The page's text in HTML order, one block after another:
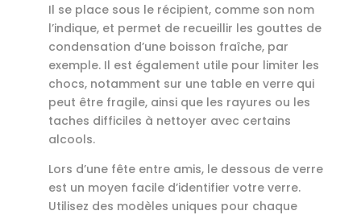
Il se place sous le récipient, comme son nom
l’indique, et permet de recueillir les gouttes de
condensation d’une boisson fraîche, par
exemple. Il est également utile pour limiter les
chocs, notamment sur une table en verre qui
peut être fragile, ainsi que les rayures ou les
taches difficiles à nettoyer avec certains
alcools.
Lors d’une fête entre amis, le dessous de verre
est un moyen facile d’identifier votre verre.
Utilisez des modèles uniques pour chaque